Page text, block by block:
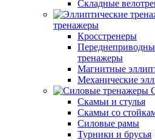
Складные
тренажеры
Кросстренеры
тренажеры
Магнитные
Механические
Скамьи и стулья
Скамьи со
Силовые рамы
Турники и брусья